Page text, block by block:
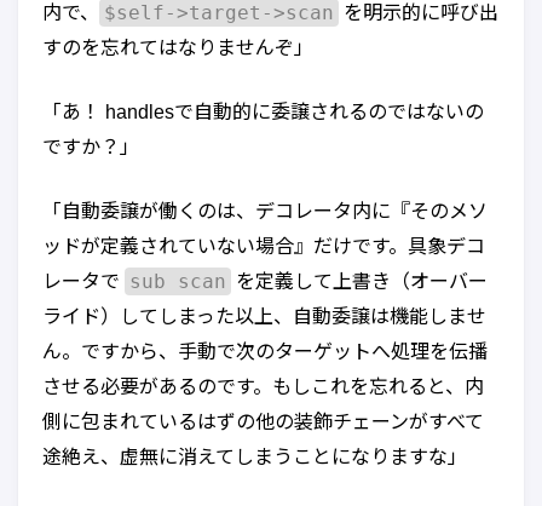
内で、 $self->target->scan
を明示的に呼び出
すのを忘れてはなりませんぞ」
「あ！ handlesで自動的に委譲されるのではないの
ですか？」
「自動委譲が働くのは、デコレータ内に『そのメソ
ッドが定義されていない場合』だけです。具象デコ
レータで sub scan
を定義して上書き（オーバー
ライド）してしまった以上、自動委譲は機能しませ
ん。ですから、手動で次のターゲットへ処理を伝播
させる必要があるのです。もしこれを忘れると、内
側に包まれているはずの他の装飾チェーンがすべて
途絶え、虚無に消えてしまうことになりますな」